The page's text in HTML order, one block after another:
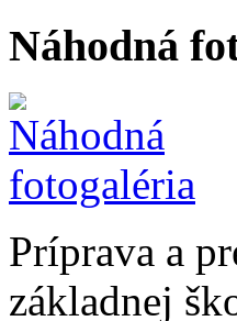
Náhodná
Príprava a
základnej